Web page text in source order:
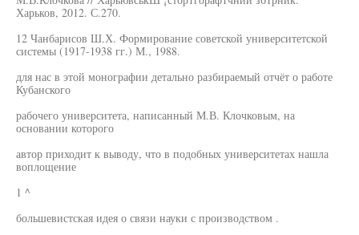
Харьков, 2012. С.270.
12 Чанбарисов Ш.Х. Формирование советской университетской
системы (1917-1938 гг.) М., 1988.
для нас в этой монографии детально разбираемый отчёт о работе
Кубанского
рабочего университета, написанный М.В. Клочковым, на
основании которого
автор приходит к выводу, что в подобных университетах нашла
воплощение
1 ^
большевистская идея о связи науки с производством .